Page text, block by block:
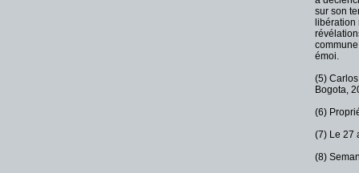
sur son
émoi.
(5)
Bogota,
(6)
(7) Le 27
(8)